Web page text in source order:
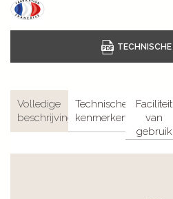
Volledige
beschrijving
Technische
kenmerken
Faciliteit
van
gebruik